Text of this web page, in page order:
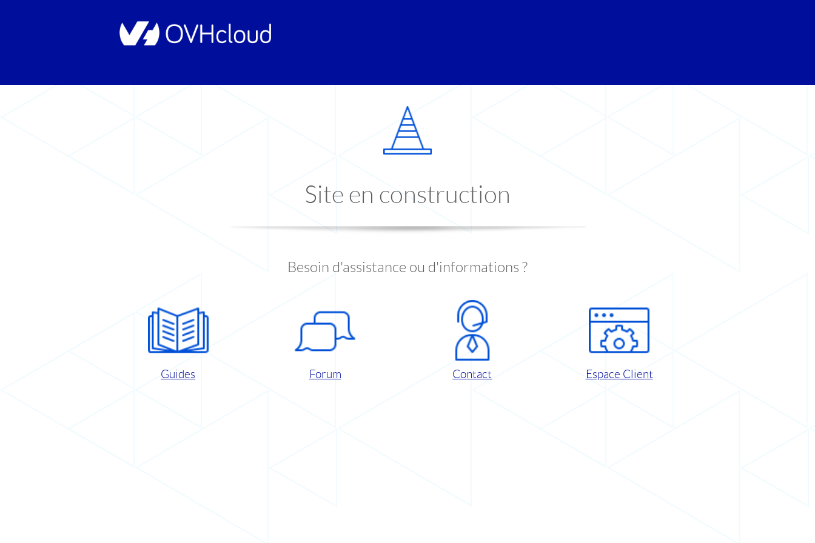
Site en construction
Besoin d'assistance ou d'informations ?
Guides Forum Contact Espace Client